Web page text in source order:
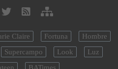
Claire Fortuna
Hombre
Supercampo Look
Luz
BATimes